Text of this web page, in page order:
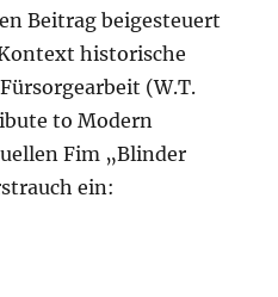
Beitrag beigesteuert
historische
(W.T.
to Modern
Fim „Blinder
ein: